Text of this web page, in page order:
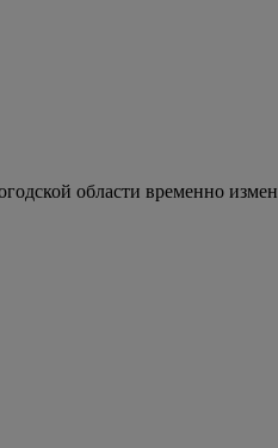
области временно